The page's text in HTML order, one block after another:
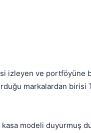
izleyen ve portföyüne
markalardan birisi
kasa modeli duyurmuş